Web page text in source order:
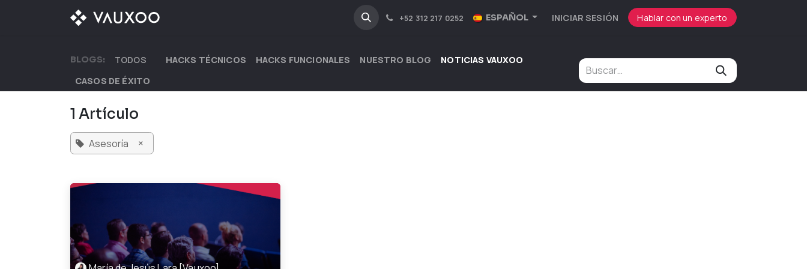
INDUSTRIAS +52 312 217 0252 ESPAÑOL INICIAR SESIÓN Hablar con un experto
BLOGS: TODOS HACKS TÉCNICOS HACKS FUNCIONALES NUESTRO BLOG
NOTICIAS VAUXOO
CASOS DE ÉXITO
1 Artículo
Asesoría ×